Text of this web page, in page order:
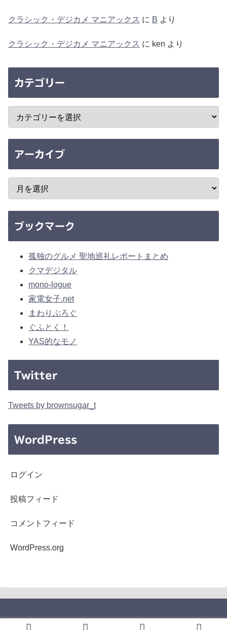
クラシック・デジカメ マニアックス に B より
クラシック・デジカメ マニアックス に ken より
カテゴリー
アーカイブ
ブックマーク
孤独のグルメ 聖地巡礼レポートまとめ
クマデジタル
mono-logue
家電女子.net
まわりぶろぐ
ぐふとく！
YAS的なモノ
Twitter
Tweets by brownsugar_t
WordPress
ログイン
投稿フィード
コメントフィード
WordPress.org